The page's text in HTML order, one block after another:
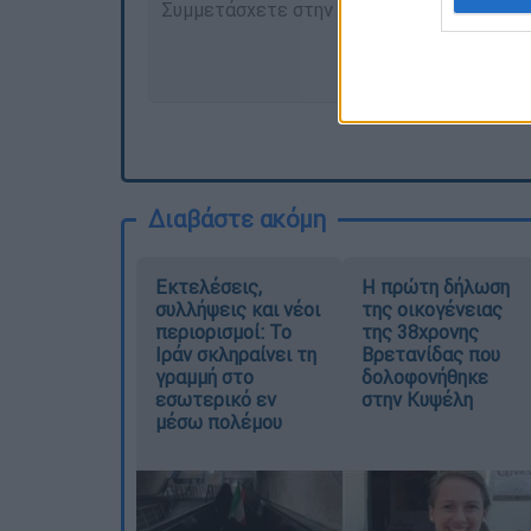
Διαβάστε ακόμη
Εκτελέσεις,
συλλήψεις και νέοι
περιορισμοί: Το
Ιράν σκληραίνει τη
γραμμή στο
εσωτερικό εν
μέσω πολέμου
Η πρώτη δήλωση
της οικογένειας
της 38χρονης
Βρετανίδας που
δολοφονήθηκε
στην Κυψέλη